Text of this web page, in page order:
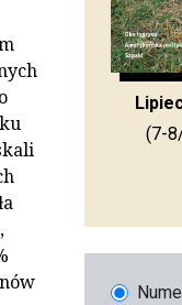
,
(7-